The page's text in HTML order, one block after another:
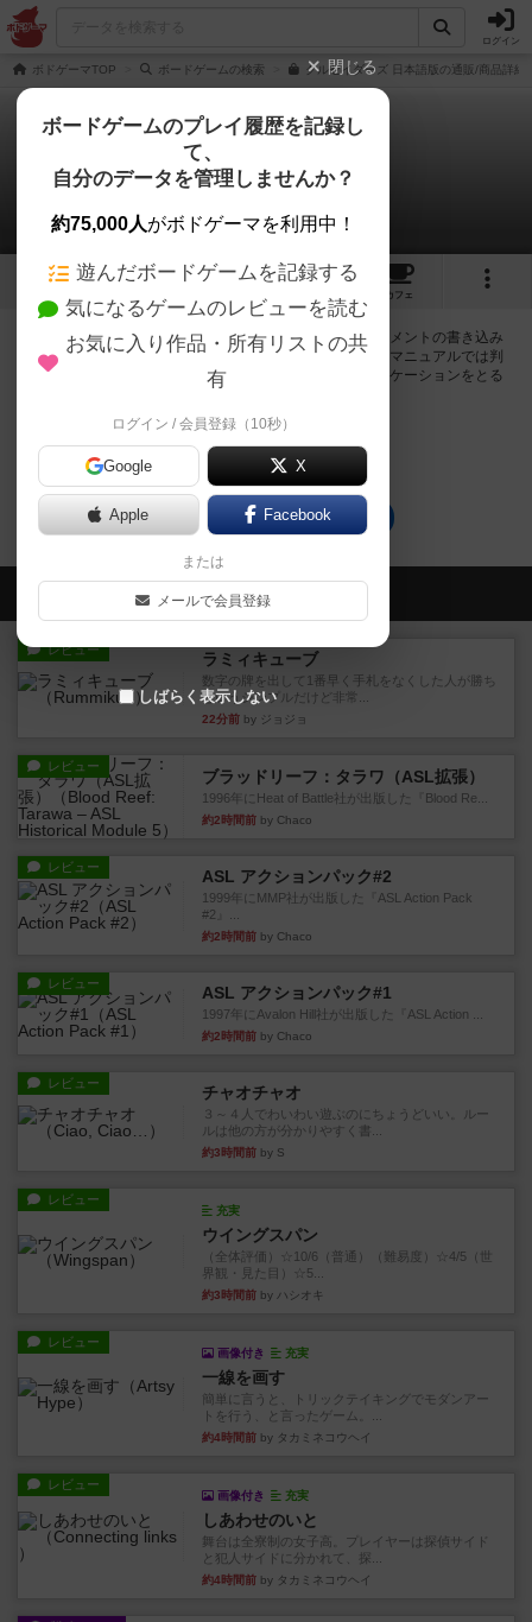
ログイン
ボドゲーマTOP ボードゲームの検索 クルセイダーズ 日本語版の通販/商品詳細
クルセイダーズ
0件の掲示板
9 11
カフェ
ログインするとクルセイダーズに関する掲示板の作成やコメントの書き込み
が出来るようになります。ルールの疑問やエラッタ情報、マニュアルでは判
断し辛い曖昧な表記等について会員同士で自由にコミュニケーションをとる
ログイン/無料会員登録
クルセイダーズのトップに戻る
会員の新しい投稿
レビュー ラミィキューブ
数字の牌を出して1番早く手札をなくした人が勝ち
というシンプルだけど非常...
22分前 by ジョジョ
レビュー
ブラッドリーフ：タラワ（ASL拡張）
1996年にHeat of Battle社が出版した『Blood Re...
約2時間前 by Chaco
レビュー ASL アクションパック#2
1999年にMMP社が出版した『ASL Action Pack
#2』...
約2時間前 by Chaco
レビュー ASL アクションパック#1
1997年にAvalon Hill社が出版した『ASL Action ...
約2時間前 by Chaco
レビュー チャオチャオ
３～４人でわいわい遊ぶのにちょうどいい。ルー
ルは他の方が分かりやすく書...
約3時間前 by S
レビュー
充実
ウイングスパン
（全体評価）☆10/6（普通）（難易度）☆4/5（世
界観・見た目）☆5...
約3時間前 by ハシオキ
レビュー
画像付き 充実
一線を画す
簡単に言うと、トリックテイキングでモダンアー
トを行う、と言ったゲーム。...
約4時間前 by タカミネコウヘイ
レビュー
画像付き 充実
しあわせのいと
舞台は全寮制の女子高。プレイヤーは探偵サイド
と犯人サイドに分かれて、探...
約4時間前 by タカミネコウヘイ
閉じる
ボードゲームのプレイ履歴を記録し
て、
自分のデータを管理しませんか？
約75,000人がボドゲーマを利用中！
遊んだボードゲームを記録する
気になるゲームのレビューを読む
お気に入り作品・所有リストの共
有
ログイン / 会員登録（10秒）
Google X
Apple Facebook
または
メールで会員登録
しばらく表示しない